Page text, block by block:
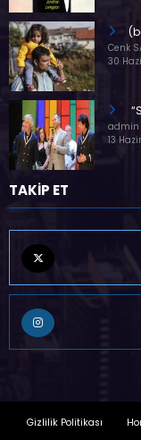
Cenk
30
admin
13
TAKİP ET
Gizlilik Politikası